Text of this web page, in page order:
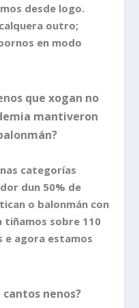
desde logo.
outro;
en modo
que xogan no
mantiveron
categorías
dun 50% de
o balonmán con
tiñamos sobre 110
e agora estamos
cantos nenos?